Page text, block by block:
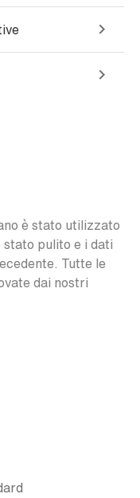
è stato utilizzato
pulito e i dati
Tutte le
dai nostri